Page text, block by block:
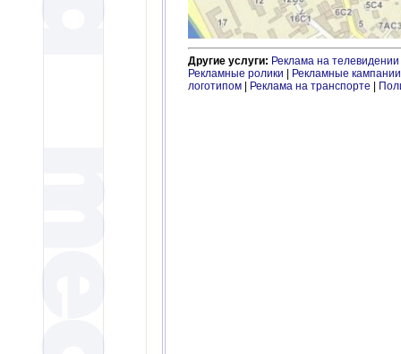
Другие услуги: Реклама на телевидении
Рекламные ролики | Рекламные кампании
логотипом | Реклама на транспорте |